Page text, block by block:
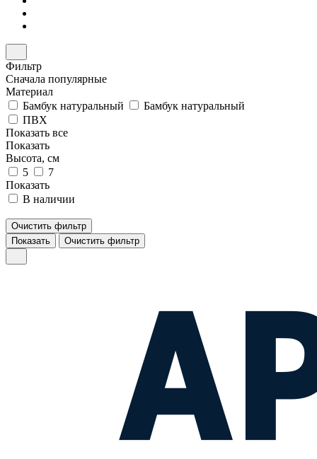
Фильтр
Сначала популярные
Материал
Бамбук натуральный
Бамбук натуральный
ПВХ
Показать все
Показать
Высота, см
5
7
Показать
В наличии
Очистить фильтр
Показать
Очистить фильтр